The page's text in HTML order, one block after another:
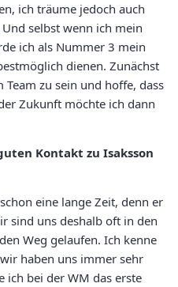
ich träume jedoch auch
selbst wenn ich mein
ich als Nummer 3 mein
dienen. Zunächst
zu sein und hoffe, dass
Zukunft möchte ich dann
Kontakt zu Isaksson
eine lange Zeit, denn er
sind uns deshalb oft in den
Weg gelaufen. Ich kenne
haben uns immer sehr
ich bei der WM das erste